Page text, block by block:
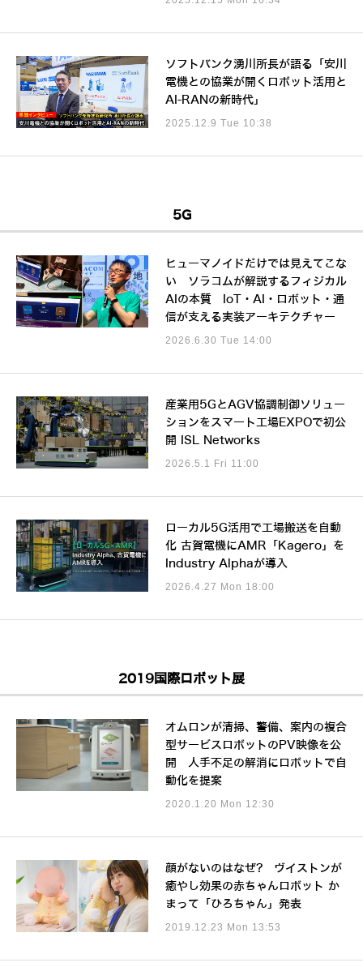
ソフトバンク湧川所長が語る「安川
電機との協業が開くロボット活用と
AI-RANの新時代」
2025.12.9 Tue 10:38
5G
ヒューマノイドだけでは見えてこな
い ソラコムが解説するフィジカル
AIの本質 IoT・AI・ロボット・通
信が支える実装アーキテクチャー
2026.6.30 Tue 14:00
産業用5GとAGV協調制御ソリュー
ションをスマート工場EXPOで初公
開 ISL Networks
2026.5.1 Fri 11:00
ローカル5G活用で工場搬送を自動
化 古賀電機にAMR「Kagero」を
Industry Alphaが導入
2026.4.27 Mon 18:00
2019国際ロボット展
オムロンが清掃、警備、案内の複合
型サービスロボットのPV映像を公
開 人手不足の解消にロボットで自
動化を提案
2020.1.20 Mon 12:30
顔がないのはなぜ? ヴイストンが
癒やし効果の赤ちゃんロボット か
まって「ひろちゃん」発表
2019.12.23 Mon 13:53